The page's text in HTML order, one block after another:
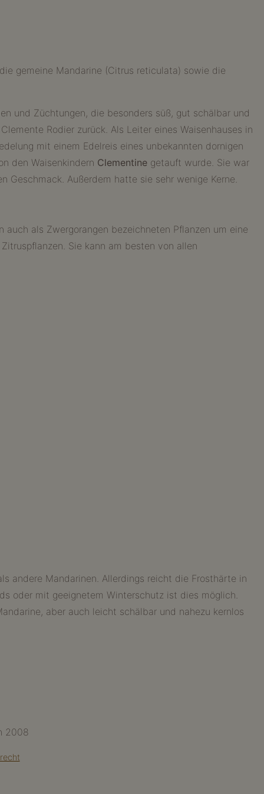
gemeine Mandarine (Citrus reticulata) sowie die
und Züchtungen, die besonders süß, gut schälbar und
Rodier zurück. Als Leiter eines Waisenhauses in
mit einem Edelreis eines unbekannten dornigen
den Waisenkindern Clementine getauft wurde. Sie war
Geschmack. Außerdem hatte sie sehr wenige Kerne.
als Zwergorangen bezeichneten Pflanzen um eine
Sie kann am besten von allen
andere Mandarinen. Allerdings reicht die Frosthärte in
oder mit geeignetem Winterschutz ist dies möglich.
aber auch leicht schälbar und nahezu kernlos
2008